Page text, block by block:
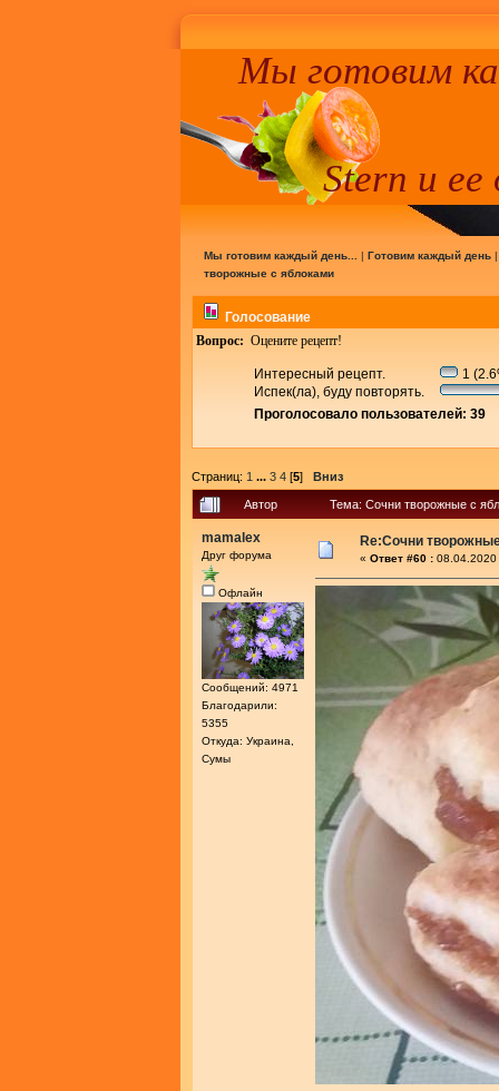
Мы готовим
Stern и ее
Мы готовим каждый день... | Готовим каждый день
творожные с яблоками
Голосование
Вопрос: Оцените рецепт!
Интересный рецепт.
1
Испек(ла), буду повторять.
Проголосовало пользователей: 39
Страниц: 1 ... 3 4 [5] Вниз
Автор Тема: Сочни творожные с
mamalex
Друг форума
Офлайн
Сообщений: 4971
Благодарили:
5355
Откуда: Украина,
Сумы
Re:Сочни
« Ответ #60 : 08.04.2020